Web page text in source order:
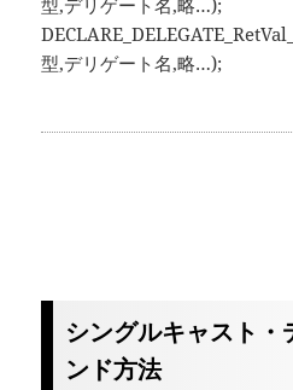
型,デリゲート名,略…);
型,デリゲート名,略…);
シングルキャスト・
ンド方法